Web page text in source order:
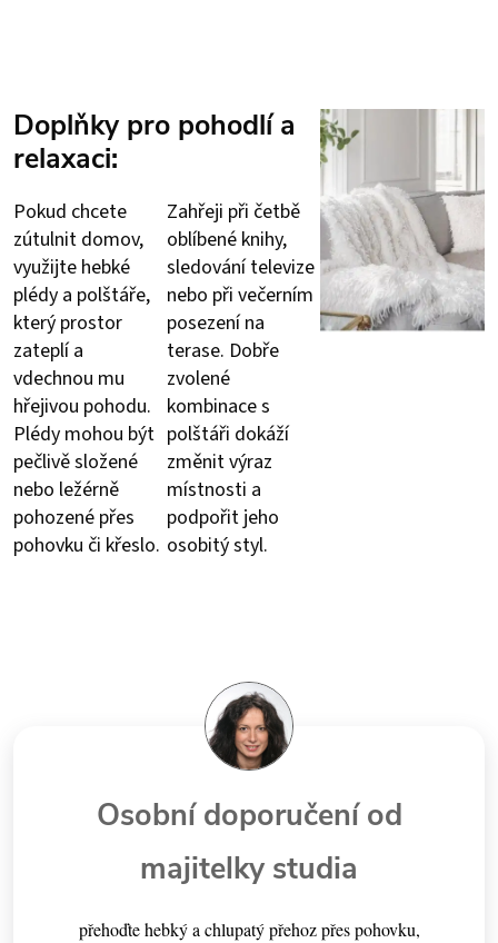
Doplňky pro pohodlí a
relaxaci:
Pokud chcete
zútulnit domov,
využijte hebké
plédy a polštáře,
který prostor
zateplí a
vdechnou mu
hřejivou pohodu.
Plédy mohou být
pečlivě složené
nebo ležérně
pohozené přes
pohovku či křeslo.
Zahřeji při četbě
oblíbené knihy,
sledování televize
nebo při večerním
posezení na
terase. Dobře
zvolené
kombinace s
polštáři dokáží
změnit výraz
místnosti a
podpořit jeho
osobitý styl.
Osobní doporučení od
majitelky studia
přehoďte hebký a chlupatý přehoz přes pohovku,